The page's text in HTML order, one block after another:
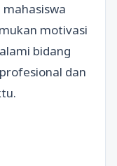
motivasi
bidang
dan